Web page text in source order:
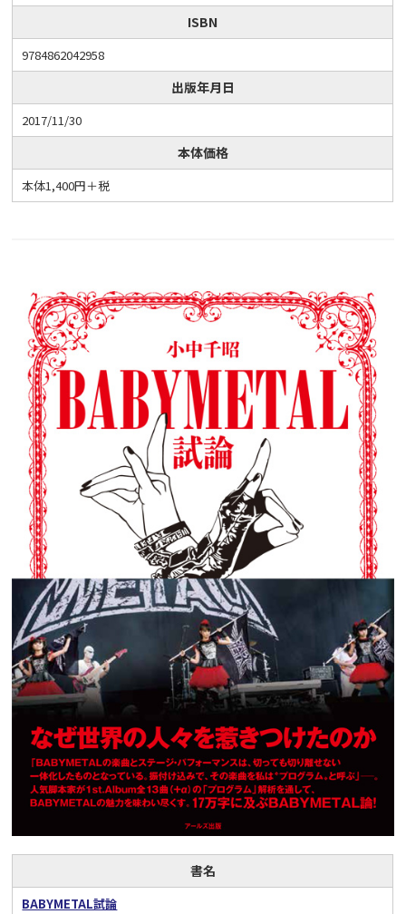
ISBN
9784862042958
出版年月日
2017/11/30
本体価格
本体1,400円＋税
書名
BABYMETAL試論